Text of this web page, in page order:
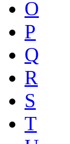
O
P
Q
R
S
T